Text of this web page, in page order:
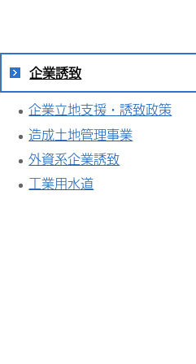
企業誘致
企業立地支援・誘致政策
造成土地管理事業
外資系企業誘致
工業用水道